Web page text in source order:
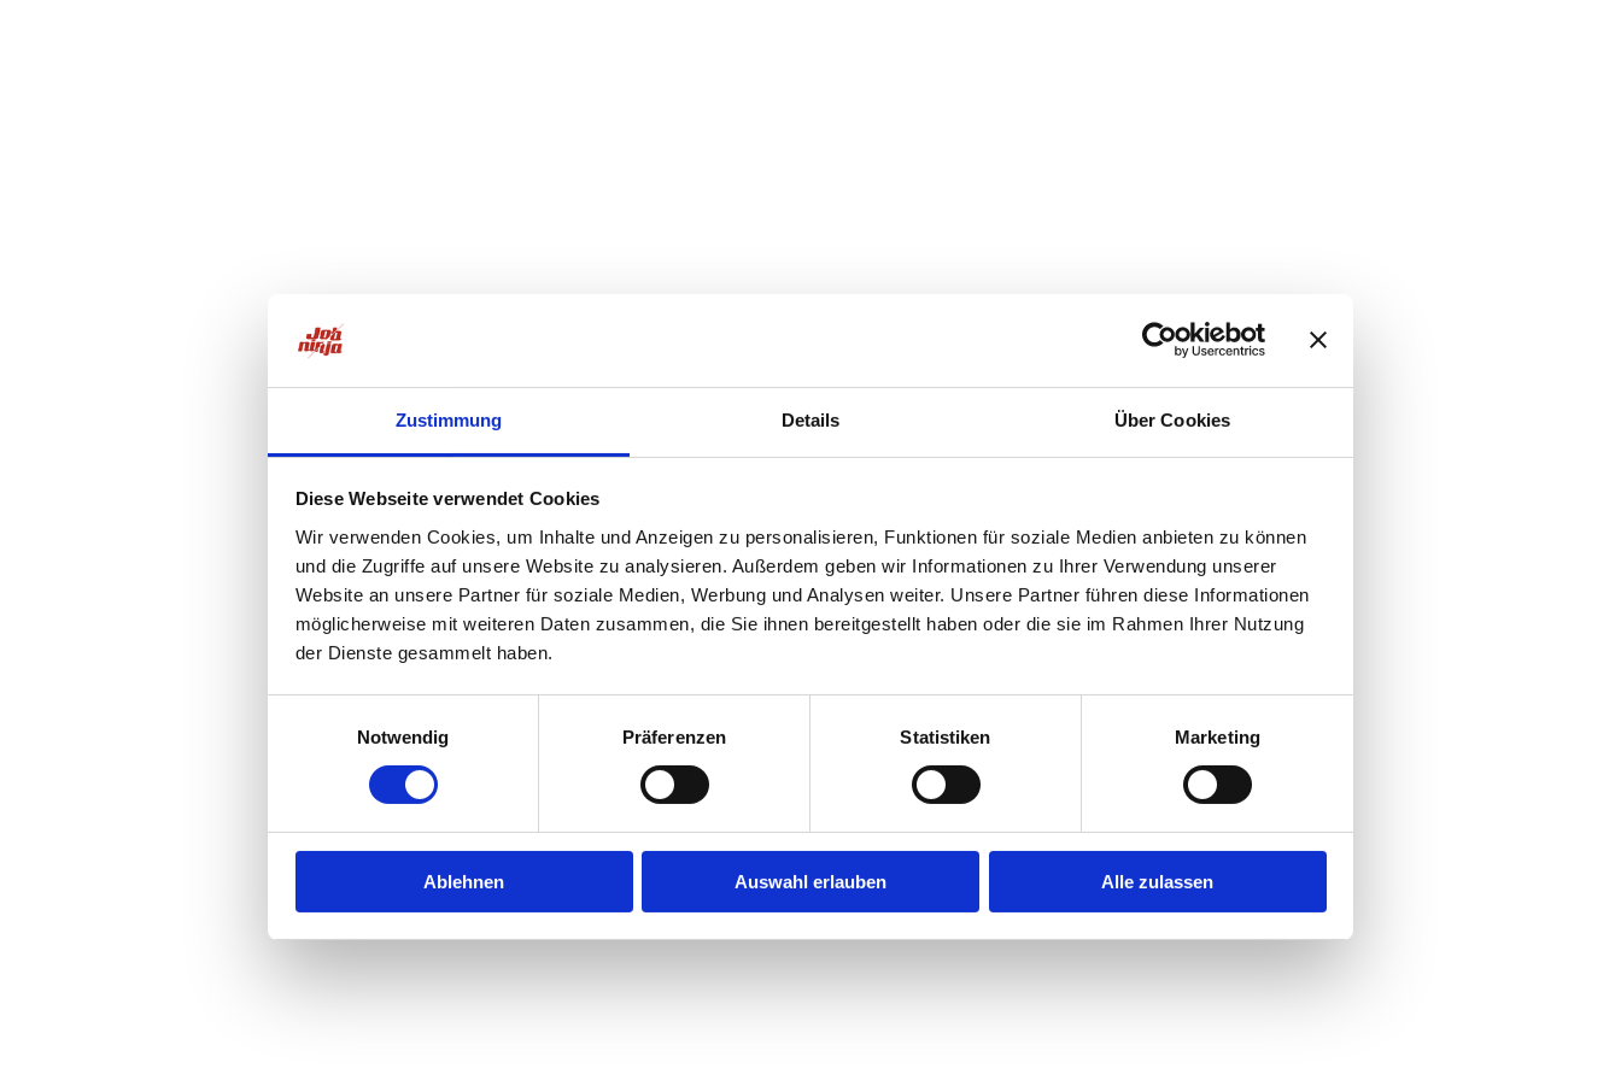
Zustimmung Details Über Cookies
Diese Webseite verwendet Cookies
Wir verwenden Cookies, um Inhalte und Anzeigen zu personalisieren, Funktionen für soziale Medien anbieten zu können
und die Zugriffe auf unsere Website zu analysieren. Außerdem geben wir Informationen zu Ihrer Verwendung unserer
Website an unsere Partner für soziale Medien, Werbung und Analysen weiter. Unsere Partner führen diese Informationen
möglicherweise mit weiteren Daten zusammen, die Sie ihnen bereitgestellt haben oder die sie im Rahmen Ihrer Nutzung
der Dienste gesammelt haben.
Notwendig
Präferenzen Statistiken Marketing
Ablehnen Auswahl erlauben Alle zulassen
Application error: aclient-side exception has occurred while loadingjobninja.com(see the browser consolefor more information).